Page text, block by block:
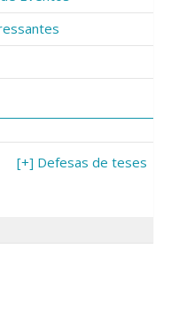
[+] Defesas de teses